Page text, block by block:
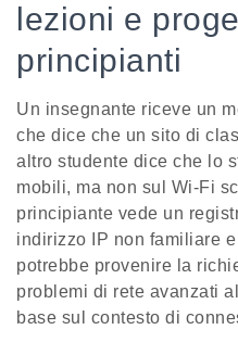
lezioni e
principianti
Un insegnante riceve un
che dice che un sito di
altro studente dice che lo
mobili, ma non sul Wi-Fi
principiante vede un
indirizzo IP non familiare
potrebbe provenire la
problemi di rete avanzati
base sul contesto di